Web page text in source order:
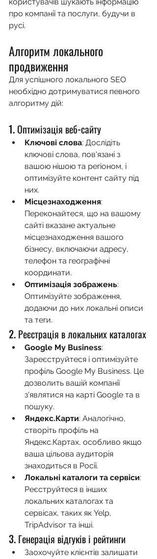
користувачів шукають інформацію
про компанії та послуги, будучи в
русі.
Алгоритм локального
продвиження
Для успішного локального SEO
необхідно дотримуватися певного
алгоритму дій:
1. Оптимізація веб-сайту
Ключові слова: Дослідіть
ключові слова, пов'язані з
вашою нішою та регіоном, і
оптимізуйте контент сайту під
них.
Місцезнаходження:
Переконайтеся, що на вашому
сайті вказане актуальне
місцезнаходження вашого
бізнесу, включаючи адресу,
телефон та географічні
координати.
Оптимізація зображень:
Оптимізуйте зображення,
додаючи до них локальні описи
та теги.
2. Реєстрація в локальних каталогах
Google My Business:
Зареєструйтеся і оптимізуйте
профіль Google My Business. Це
дозволить вашій компанії
з'являтися на карті Google та в
пошуку.
Яндекс.Карти: Аналогічно,
створіть профіль на
Яндекс.Картах, особливо якщо
ваша цільова аудиторія
знаходиться в Росії.
Локальні каталоги та сервіси:
Реєструйтеся в інших
локальних каталогах та
сервісах, таких як Yelp,
TripAdvisor та інші.
3. Генерація відгуків і рейтинги
Заохочуйте клієнтів залишати